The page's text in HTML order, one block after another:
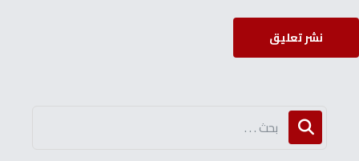
نشر تعليق